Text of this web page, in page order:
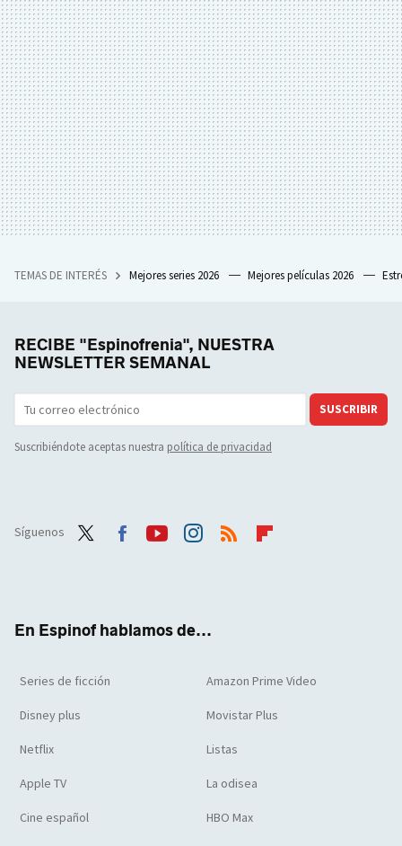
TEMAS DE INTERÉS Mejores series 2026 Mejores películas 2026
RECIBE "Espinofrenia", NUESTRA
NEWSLETTER SEMANAL
SUSCRIBIR
Suscribiéndote aceptas nuestra política de privacidad
Síguenos
En Espinof hablamos de...
Series de ficción Amazon Prime Video
Disney plus Movistar Plus
Netflix Listas
Apple TV La odisea
Cine español HBO Max